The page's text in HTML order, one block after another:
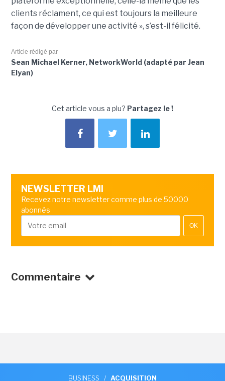
clients réclament, ce qui est toujours la meilleure
façon de développer une activité », s’est-il félicité.
Article rédigé par
Sean Michael Kerner, NetworkWorld (adapté par Jean
Elyan)
Cet article vous a plu? Partagez le !
NEWSLETTER LMI
Recevez notre newsletter comme plus de 50000
abonnés
OK
Commentaire
BUSINESS / ACQUISITION